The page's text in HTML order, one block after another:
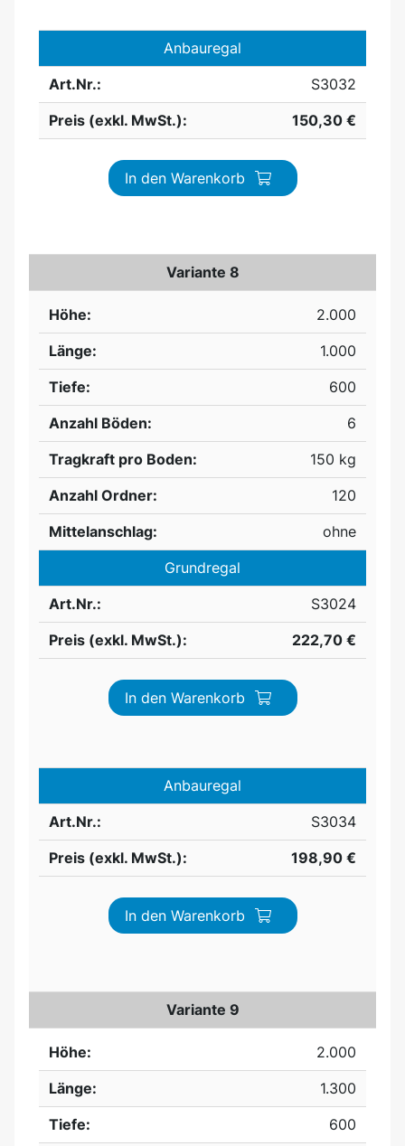
Anbauregal
Art.Nr.:
S3032
Preis (exkl. MwSt.):
150,30 €
In den Warenkorb
Variante 8
Höhe:
2.000
Länge:
1.000
Tiefe:
600
Anzahl Böden:
6
Tragkraft pro Boden:
150 kg
Anzahl Ordner:
120
Mittelanschlag:
ohne
Grundregal
Art.Nr.:
S3024
Preis (exkl. MwSt.):
222,70 €
In den Warenkorb
Anbauregal
Art.Nr.:
S3034
Preis (exkl. MwSt.):
198,90 €
In den Warenkorb
Variante 9
Höhe:
2.000
Länge:
1.300
Tiefe:
600